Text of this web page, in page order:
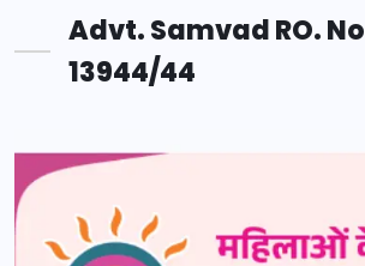
Advt. Samvad RO. No
13944/44